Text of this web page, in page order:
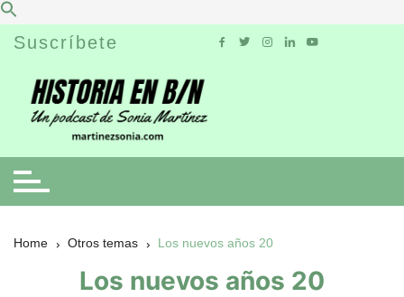
Skip
content
Suscríbete
Home Otros temas Los nuevos años 20
Los nuevos años 20